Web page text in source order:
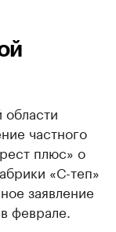
частного
плюс» о
«С-теп»
заявление
феврале.